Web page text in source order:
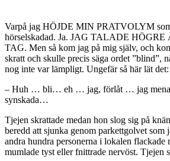
Varpå jag HÖJDE MIN PRATVOLYM
hörselskadad. Ja. JAG TALADE
TAG. Men så kom jag på mig själv, och
skratt och skulle precis säga ordet ”blind”,
nog inte var lämpligt. Ungefär så här lät det:
– Huh … bli… eh … jag, förlåt … jag
synskada…
Tjejen skrattade medan hon slog sig på
beredd att sjunka genom parkettgolvet som
andra hundra personerna i lokalen flackade
mumlade tyst eller fnittrade nervöst. Tjejen